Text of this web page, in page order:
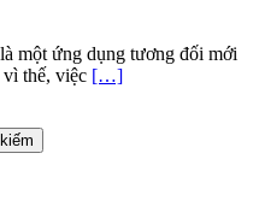
một ứng dụng tương đối mới
thế, việc […]